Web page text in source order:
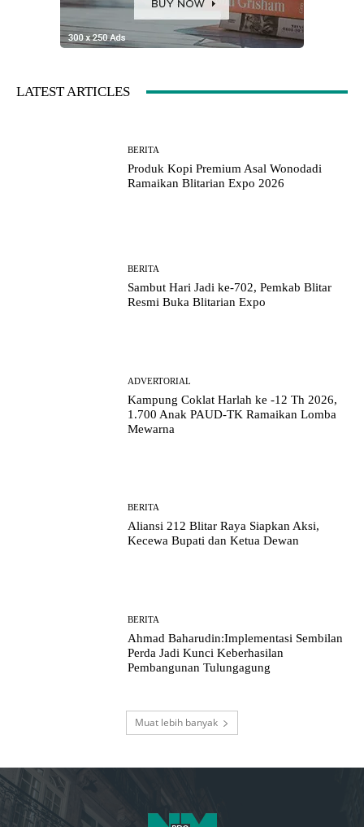
LATEST ARTICLES
BERITA
Produk Kopi Premium Asal Wonodadi
Ramaikan Blitarian Expo 2026
BERITA
Sambut Hari Jadi ke-702, Pemkab Blitar
Resmi Buka Blitarian Expo
ADVERTORIAL
Kampung Coklat Harlah ke -12 Th 2026,
1.700 Anak PAUD-TK Ramaikan Lomba
Mewarna
BERITA
Aliansi 212 Blitar Raya Siapkan Aksi,
Kecewa Bupati dan Ketua Dewan
BERITA
Ahmad Baharudin:Implementasi Sembilan
Perda Jadi Kunci Keberhasilan
Pembangunan Tulungagung
Muat lebih banyak